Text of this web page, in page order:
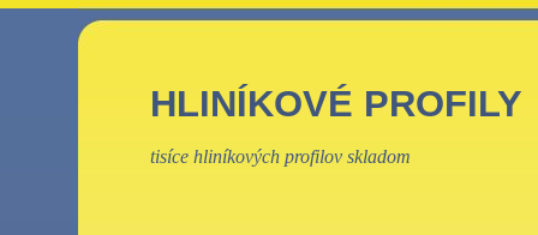
HLINÍKOVÉ PROFILY
tisíce hliníkových profilov skladom